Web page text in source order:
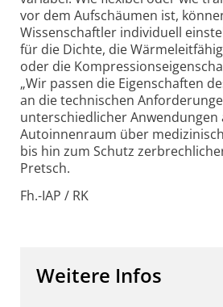
vor dem Aufschäumen ist,
Wissenschaftler individuell
für die Dichte, die
oder die
„Wir passen die Eigenschaften
an die technischen
unterschiedlicher Anwendungen
Autoinnenraum über
bis hin zum Schutz
Pretsch.
Fh.-IAP / RK
Weitere Infos